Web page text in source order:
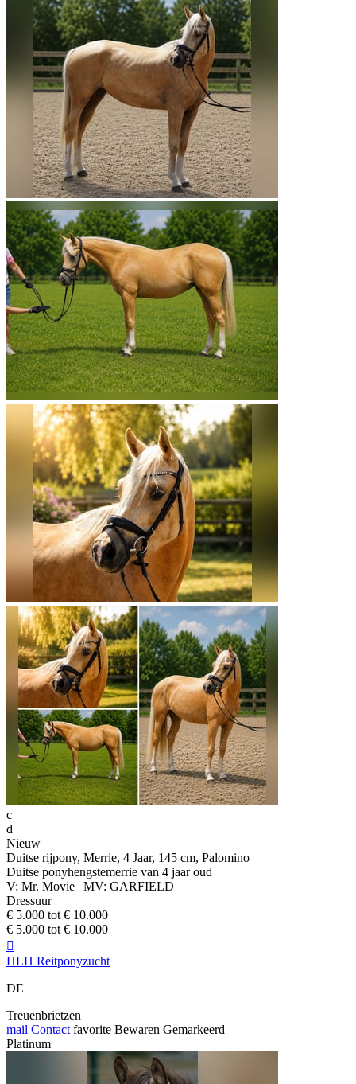
c
d
Nieuw
Duitse rijpony, Merrie, 4 Jaar, 145 cm, Palomino
Duitse ponyhengstemerrie van 4 jaar oud
V: Mr. Movie | MV: GARFIELD
Dressuur
€ 5.000 tot € 10.000
€ 5.000 tot € 10.000

HLH Reitponyzucht
DE
Treuenbrietzen
mail Contact favorite Bewaren Gemarkeerd
Platinum